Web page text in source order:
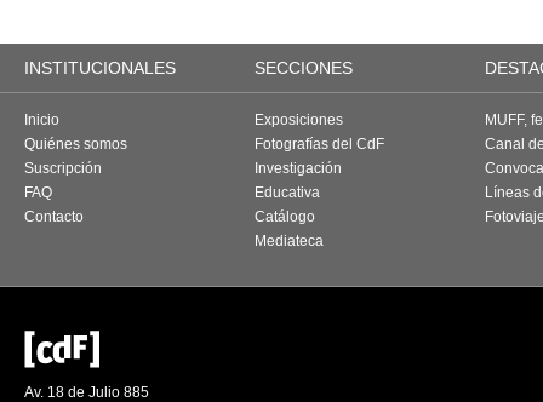
INSTITUCIONALES SECCIONES
Inicio
Quiénes somos
Suscripción
FAQ
Contacto
Exposiciones
Fotografías del CdF
Investigación
Educativa
Catálogo
Mediateca
MUFF,
Canal
Líneas
Av. 18 de Julio 885